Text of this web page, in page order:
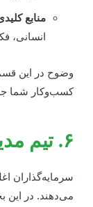
منابع کلیدی:
انسانی،
در این قسمت،
شما جلب
اغلب
در این بخش،